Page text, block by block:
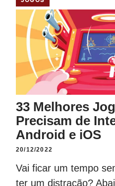
33 Melhores
Precisam de
Android e iOS
20/12/2022
Vai ficar um tempo
ter um distração?